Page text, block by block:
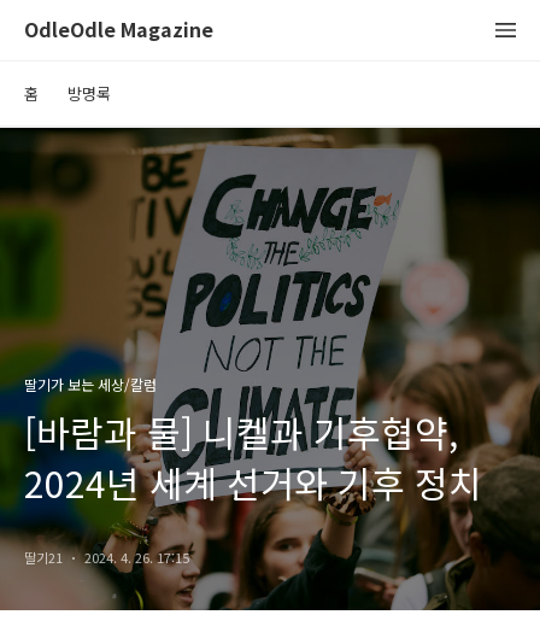
OdleOdle Magazine
홈 방명록
딸기가 보는 세상/칼럼
[바람과 물] 니켈과 기후협약,
2024년 세계 선거와 기후 정치
딸기21 2024. 4. 26. 17:15